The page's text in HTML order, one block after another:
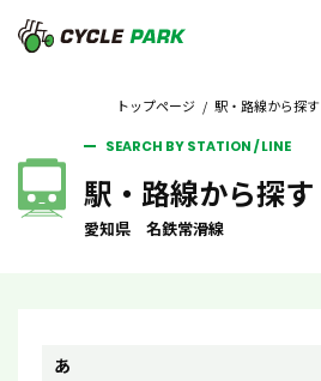
トップページ / 駅・路線から探す
SEARCH BY STATION / LINE
駅・路線から探す
愛知県 名鉄常滑線
あ